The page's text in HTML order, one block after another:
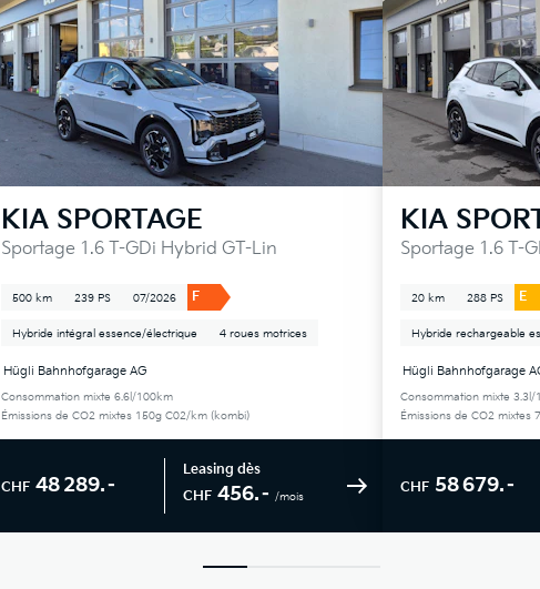
KIA SPORTAGE
Sportage 1.6 T-GDi Hybrid GT-Lin
500 km 239 PS 07/2026 F
Hybride intégral essence/électrique 4 roues motrices
Hügli Bahnhofgarage AG
Consommation mixte 6.6l/100km
Émissions de CO2 mixtes 150g C02/km (kombi)
CHF 48 289.–
Leasing dès
CHF 456.– /mois
KIA
Sportage 1.6 T-
20 km 288 PS E
Hybride rechargeable
Hügli Bahnhofgarage
Consommation mixte 3.3l/
Émissions de CO2 mixtes
CHF 58 679.–